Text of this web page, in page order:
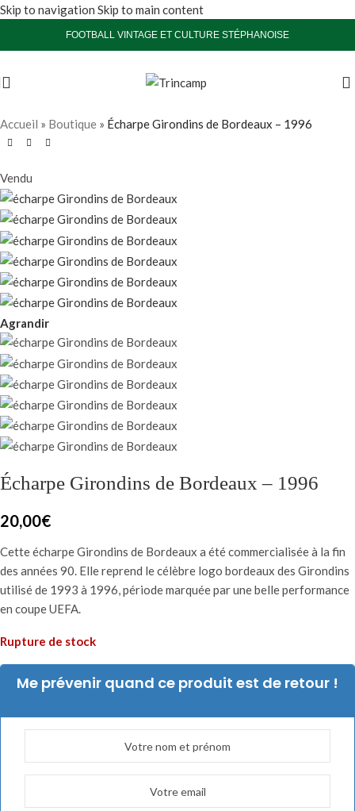
Skip to navigation Skip to main content
FOOTBALL VINTAGE ET CULTURE STÉPHANOISE
Accueil » Boutique » Écharpe Girondins de Bordeaux – 1996
Vendu
Agrandir
Écharpe Girondins de Bordeaux – 1996
20,00€
Cette écharpe Girondins de Bordeaux a été commercialisée à la fin
des années 90. Elle reprend le célèbre logo bordeaux des Girondins
utilisé de 1993 à 1996, période marquée par une belle performance
en coupe UEFA.
Rupture de stock
Me prévenir quand ce produit est de retour !